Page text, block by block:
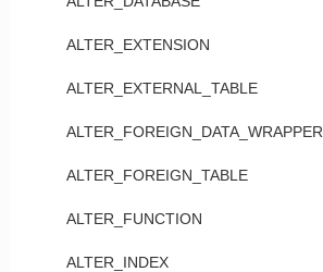
ALTER_EXTENSION
ALTER_EXTERNAL_TABLE
ALTER_FOREIGN_DATA_WRAPPER
ALTER_FOREIGN_TABLE
ALTER_FUNCTION
ALTER_INDEX